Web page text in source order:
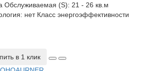
Обслуживаемая (S): 21 - 26 кв.м
нетКласс энергоэффективности
в 1 клик